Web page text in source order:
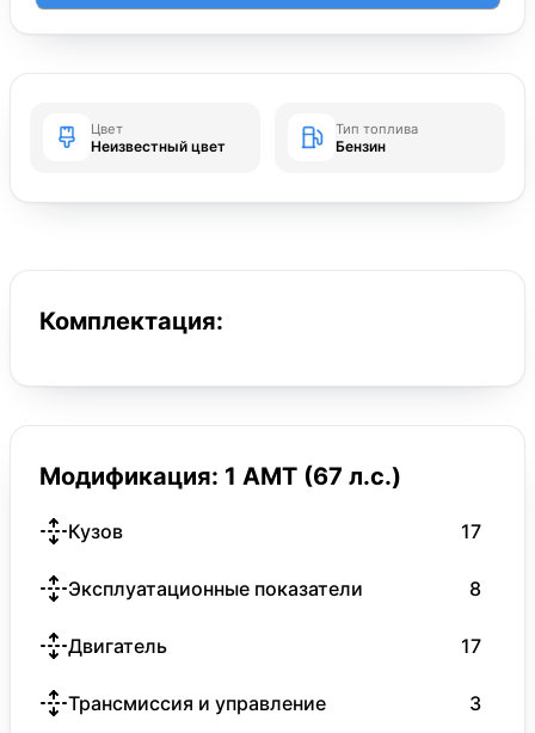
Цвет
Неизвестный цвет
Тип топлива
Бензин
Комплектация:
Модификация: 1 AMT (67 л.с.)
Кузов 17
Эксплуатационные показатели 8
Двигатель 17
Трансмиссия и управление 3